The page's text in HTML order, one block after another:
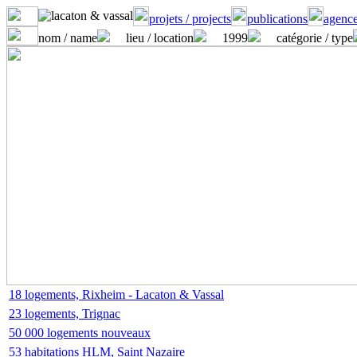
projets / projects publications
nom / name
lieu / location 1999 catégorie / type
18 logements, Rixheim - Lacaton & Vassal
23 logements, Trignac
50 000 logements nouveaux
53 habitations HLM, Saint Nazaire